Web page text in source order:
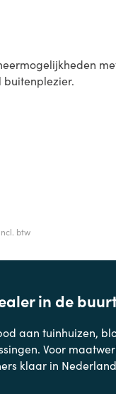
btw
in de
aan tuinhuizen,
Voor
klaar in